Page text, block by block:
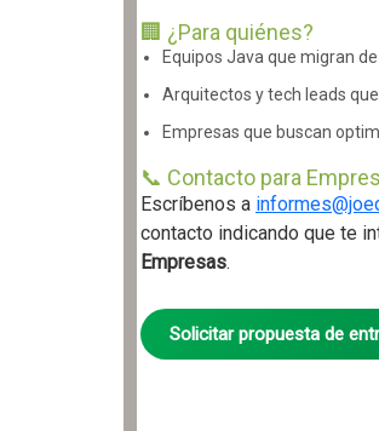
🏢 ¿Para quiénes?
Equipos Java que migran
Arquitectos y tech leads
Empresas que buscan
📞 Contacto para
Escríbenos a
contacto indicando que te
Empresas.
Solicitar propuesta de